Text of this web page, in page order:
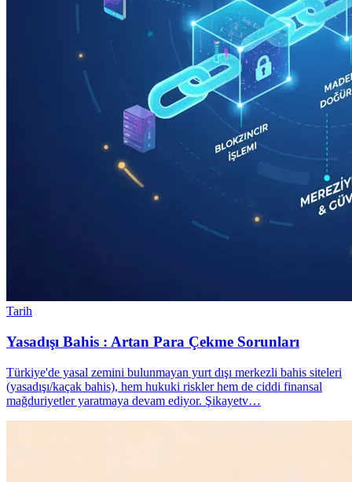
Tarih
Yasadışı Bahis : Artan Para Çekme Sorunları
Türkiye'de yasal zemini bulunmayan yurt dışı merkezli bahis siteleri
(yasadışı/kaçak bahis), hem hukuki riskler hem de ciddi finansal
mağduriyetler yaratmaya devam ediyor. Şikayetv…